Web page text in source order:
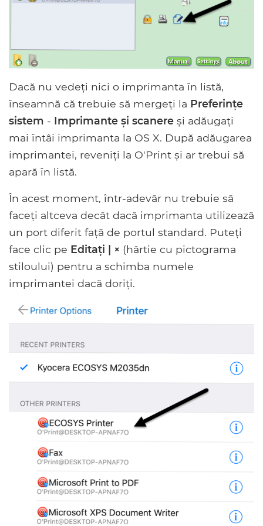
Dacă nu vedeți nici o imprimanta în listă,
înseamnă că trebuie să mergeți la Preferințe
sistem - Imprimante și scanere și adăugați
mai întâi imprimanta la OS X. După adăugarea
imprimantei, reveniți la O'Print și ar trebui să
apară în listă.
În acest moment, într-adevăr nu trebuie să
faceți altceva decât dacă imprimanta utilizează
un port diferit față de portul standard. Puteți
face clic pe Editați | × (hârtie cu pictograma
stiloului) pentru a schimba numele
imprimantei dacă doriți.